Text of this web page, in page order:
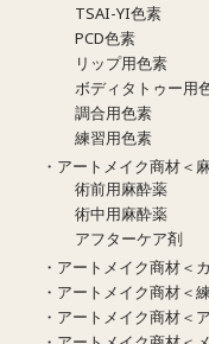
TSAI-YI色素
PCD色素
リップ用色素
ボディタトゥー用
調合用色素
練習用色素
・アートメイク商材＜
術前用麻酔薬
術中用麻酔薬
アフターケア剤
・アートメイク商材＜
・アートメイク商材＜
・アートメイク商材＜